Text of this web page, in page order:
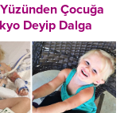
Çocuğa
Deyip Dalga
3 Yıl Sonra Bakın
Değişti